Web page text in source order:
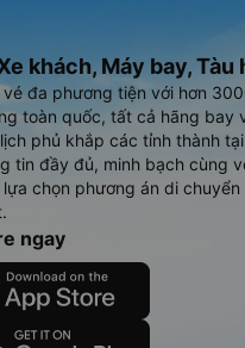
khách, Máy bay, Tàu
đa phương tiện với hơn
toàn quốc, tất cả hãng bay
phủ khắp các tỉnh thành
tin đầy đủ, minh bạch cùng
chọn phương án di
ngay